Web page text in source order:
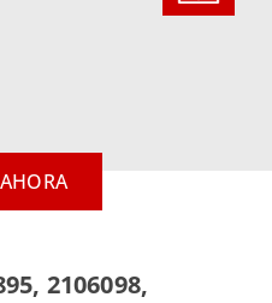
2106098,